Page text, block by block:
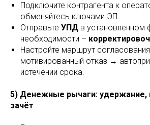
Подключите контрагента к
обменяйтесь ключами ЭП.
Отправьте УПД в установленном
необходимости –
Настройте маршрут
мотивированный отказ →
истечении срока.
5) Денежные рычаги: удержание,
зачёт